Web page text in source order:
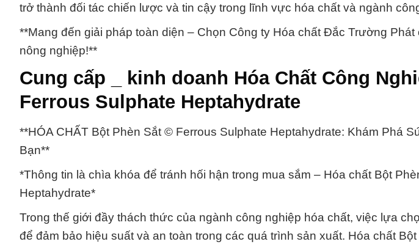
trở thành đối tác chiến lược và tin cậy trong lĩnh vực hóa chất và ngành
**Mang đến giải pháp toàn diện – Chọn Công ty Hóa chất Đắc Trường
nông nghiệp!**
Cung cấp _ kinh doanh Hóa Chất Công
Ferrous Sulphate Heptahydrate
**HÓA CHẤT Bột Phèn Sắt © Ferrous Sulphate Heptahydrate: Khám Phá
Bạn**
*Thông tin là chìa khóa để tránh hối hận trong mua sắm – Hóa chất Bột
Heptahydrate*
Trong thế giới đầy thách thức của ngành công nghiệp hóa chất, việc lựa
để đảm bảo hiệu suất và an toàn trong các quá trình sản xuất. Hóa chất